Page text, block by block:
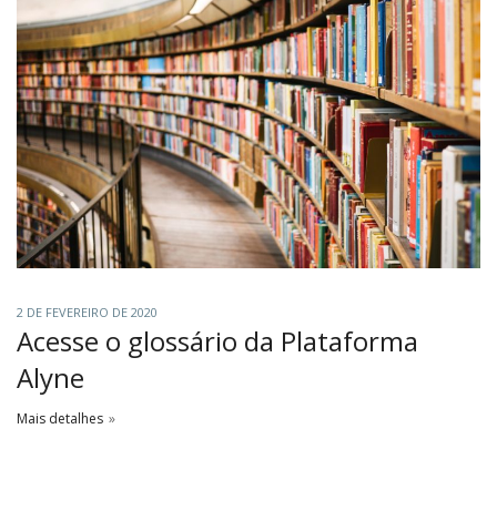
2 DE FEVEREIRO DE 2020
Acesse o glossário da Plataforma
Alyne
Mais detalhes